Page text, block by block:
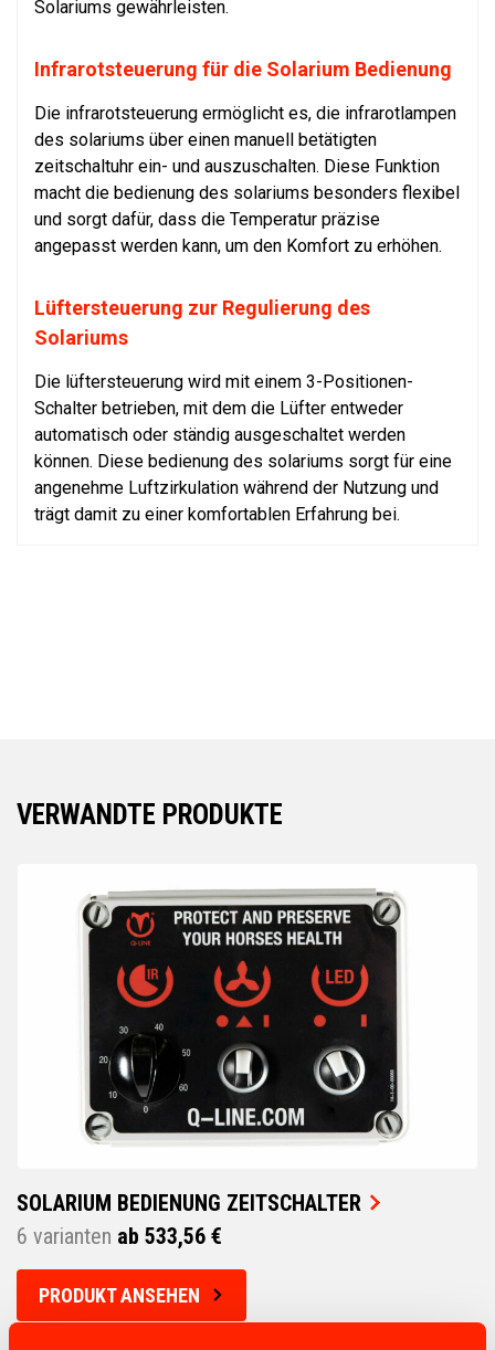
Solariums gewährleisten.
Infrarotsteuerung für die Solarium Bedienung
Die infrarotsteuerung ermöglicht es, die infrarotlampen
des solariums über einen manuell betätigten
zeitschaltuhr ein- und auszuschalten. Diese Funktion
macht die bedienung des solariums besonders flexibel
und sorgt dafür, dass die Temperatur präzise
angepasst werden kann, um den Komfort zu erhöhen.
Lüftersteuerung zur Regulierung des
Solariums
Die lüftersteuerung wird mit einem 3-Positionen-
Schalter betrieben, mit dem die Lüfter entweder
automatisch oder ständig ausgeschaltet werden
können. Diese bedienung des solariums sorgt für eine
angenehme Luftzirkulation während der Nutzung und
trägt damit zu einer komfortablen Erfahrung bei.
VERWANDTE PRODUKTE
SOLARIUM BEDIENUNG ZEITSCHALTER
6 varianten ab 533,56 €
PRODUKT ANSEHEN